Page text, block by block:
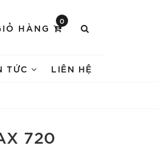
HÀNG
0
TỨC LIÊN HỆ
720